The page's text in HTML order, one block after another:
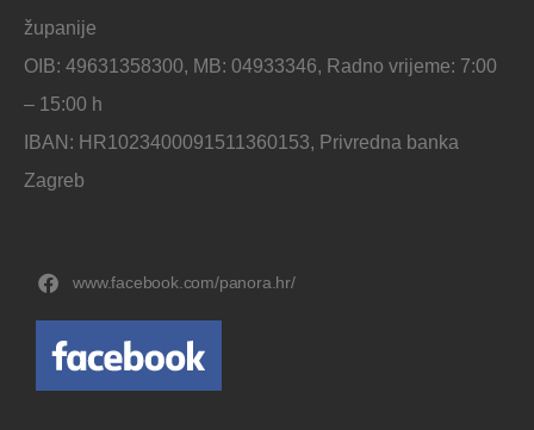
županije
OIB: 49631358300, MB: 04933346, Radno vrijeme: 7:00
– 15:00 h
IBAN: HR1023400091511360153, Privredna banka
Zagreb
www.facebook.com/panora.hr/